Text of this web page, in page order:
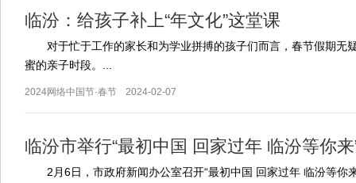
临汾：给孩子补上“年文化”这堂课
对于忙于工作的家长和为学业拼搏的孩子们而言，春节假期无
蜜的亲子时段。...
2024网络中国节·春节 2024-02-07
临汾市举行“最初中国 回家过年 临汾等你来
2月6日，市政府新闻办公室召开“最初中国 回家过年 临汾等你来